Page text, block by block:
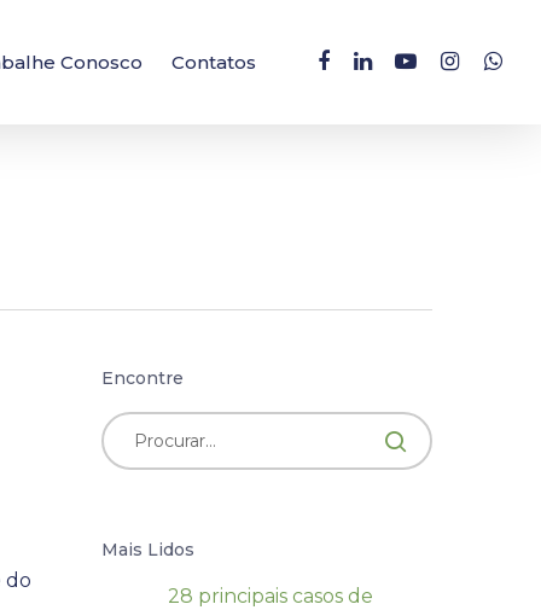
Conosco Contatos facebooklinkedinyoutubeinstagram
do
Encontre
Mais Lidos
28 principais casos de